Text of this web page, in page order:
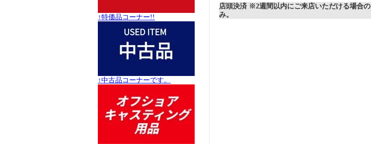
↑特価品コーナー!!
↑中古品コーナーです。
店頭決済 ※2週間以内にご来店いただける場合の
み。